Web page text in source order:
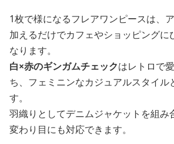
1枚で様になるフレアワンピースは、
加えるだけでカフェやショッピングに
なります。
白×赤のギンガムチェックはレトロで
ち、フェミニンなカジュアルスタイル
す。
羽織りとしてデニムジャケットを組み
変わり目にも対応できます。